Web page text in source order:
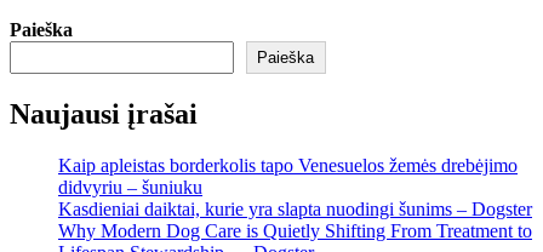
Paieška
Paieška
Naujausi įrašai
Kaip apleistas borderkolis tapo Venesuelos žemės drebėjimo
didvyriu – šuniuku
Kasdieniai daiktai, kurie yra slapta nuodingi šunims – Dogster
Why Modern Dog Care is Quietly Shifting From Treatment to